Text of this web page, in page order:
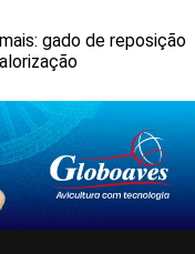
gado de reposição